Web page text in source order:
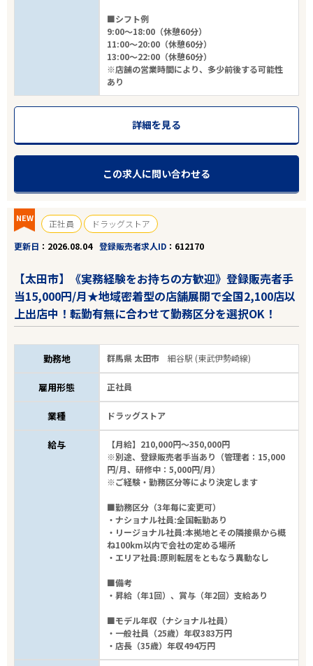
■シフト例
9:00～18:00（休憩60分）
11:00～20:00（休憩60分）
13:00～22:00（休憩60分）
※店舗の営業時間により、多少前後する可能性
あり
詳細を見る
この求人に問い合わせる
NEW 正社員
ドラッグストア
更新日
2026.08.04 登録販売者求人ID 612170
【太田市】《実務経験をお持ちの方歓迎》登録販売者手
当15,000円/月★地域密着型の店舗展開で全国2,100店以
上出店中！転勤有無に合わせて勤務区分を選択OK！
勤務地 群馬県 太田市細谷駅 (東武伊勢崎線)
雇用形態 正社員
業種 ドラッグストア
給与
【月給】210,000円～350,000円
※別途、登録販売者手当あり（管理者：15,000
円/月、研修中：5,000円/月）
※ご経験・勤務区分等により決定します
■勤務区分（3年毎に変更可）
・ナショナル社員:全国転勤あり
・リージョナル社員:本拠地とその隣接県から概
ね100km以内で会社の定める場所
・エリア社員:原則転居をともなう異動なし
■備考
・昇給（年1回）、賞与（年2回）支給あり
■モデル年収（ナショナル社員）
・一般社員（25歳）年収383万円
・店長（35歳）年収494万円